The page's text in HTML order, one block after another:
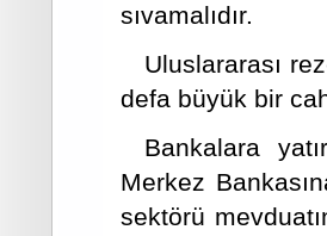
sıvamalıdır.
Uluslararası
defa büyük bir
Bankalara
Merkez
sektörü